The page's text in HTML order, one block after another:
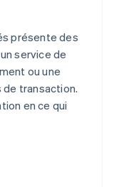
présente des
service de
ou une
transaction.
en ce qui